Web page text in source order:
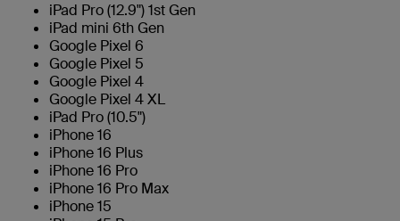
iPad Pro (12.9") 1st Gen
iPad mini 6th Gen
Google Pixel 6
Google Pixel 5
Google Pixel 4
Google Pixel 4 XL
iPad Pro (10.5")
iPhone 16
iPhone 16 Plus
iPhone 16 Pro
iPhone 16 Pro Max
iPhone 15